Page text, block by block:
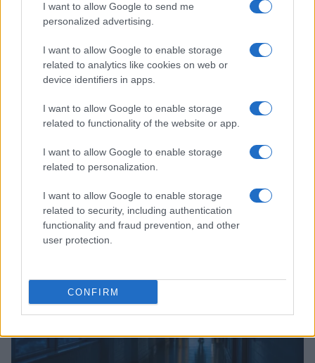
I want to allow Google to send me
personalized advertising.
I want to allow Google to enable storage
related to analytics like cookies on web or
device identifiers in apps.
I want to allow Google to enable storage
related to functionality of the website or app.
I want to allow Google to enable storage
related to personalization.
I want to allow Google to enable storage
related to security, including authentication
functionality and fraud prevention, and other
user protection.
CONFIRM
Ariana Grande debutta al primo posto con Petal e
annuncia una pausa dalla vita pubblica
Letizia Fontana · 8 Ago 2026